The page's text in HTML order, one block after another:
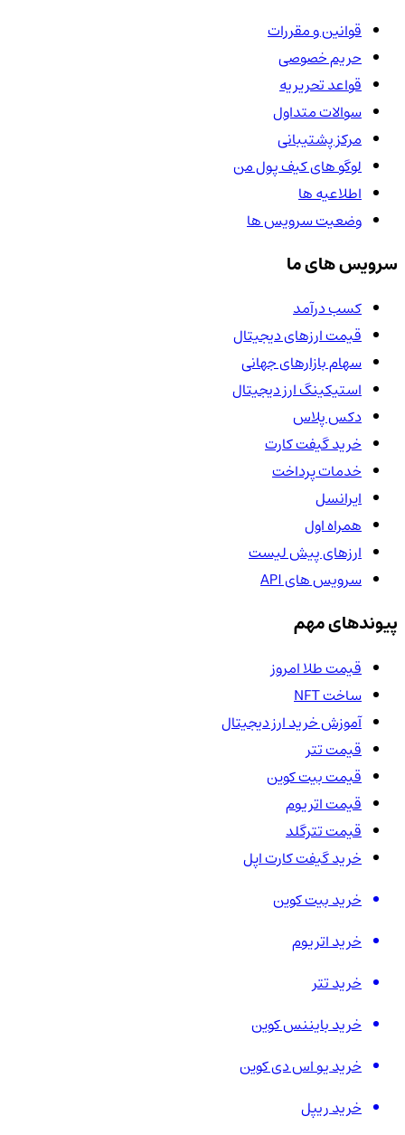
قوانین و مقررات
حریم خصوصی
قواعد تحریریه
سوالات متداول
مرکز پشتیبانی
لوگو های کیف پول من
اطلاعیه ها
وضعیت سرویس ها
سرویس های ما
کسب درآمد
قیمت ارزهای دیجیتال
سهام بازارهای جهانی
استیکینگ ارز دیجیتال
دکس پلاس
خرید گیفت کارت
خدمات پرداخت
ایرانسل
همراه اول
ارزهای پیش لیست
سرویس های API
پیوندهای مهم
قیمت طلا امروز
ساخت NFT
آموزش خرید ارز دیجیتال
قیمت تتر
قیمت بیت کوین
قیمت اتریوم
قیمت تترگلد
خرید گیفت کارت اپل
خرید بیت کوین
خرید اتریوم
خرید تتر
خرید بایننس کوین
خرید یو اس دی کوین
خرید ریپل